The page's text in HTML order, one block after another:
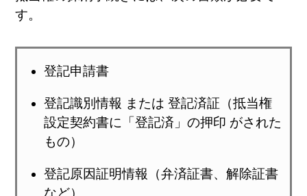
す。
登記申請書
登記識別情報 または 登記済証（抵当権
設定契約書に「登記済」の押印 がされた
もの）
登記原因証明情報（弁済証書、解除証書